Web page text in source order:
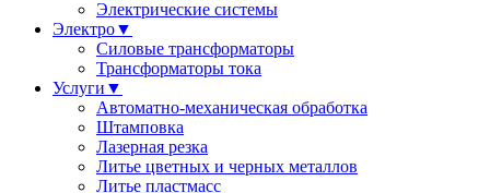
Электрические системы
Электро▼
Силовые трансформаторы
Трансформаторы тока
Услуги ▼
Автоматно-механическая обработка
Штамповка
Лазерная резка
Литье цветных и черных металлов
Литье пластмасс